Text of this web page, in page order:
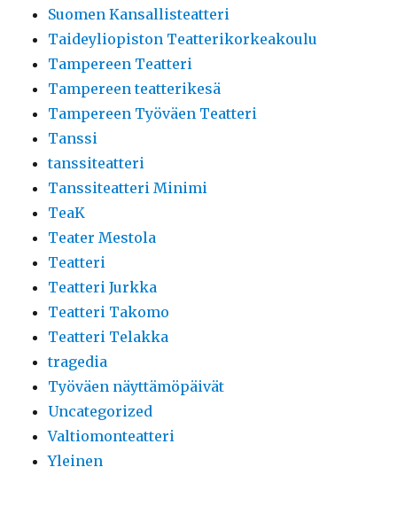
Suomen Kansallisteatteri
Taideyliopiston Teatterikorkeakoulu
Tampereen Teatteri
Tampereen teatterikesä
Tampereen Työväen Teatteri
Tanssi
tanssiteatteri
Tanssiteatteri Minimi
TeaK
Teater Mestola
Teatteri
Teatteri Jurkka
Teatteri Takomo
Teatteri Telakka
tragedia
Työväen näyttämöpäivät
Uncategorized
Valtiomonteatteri
Yleinen